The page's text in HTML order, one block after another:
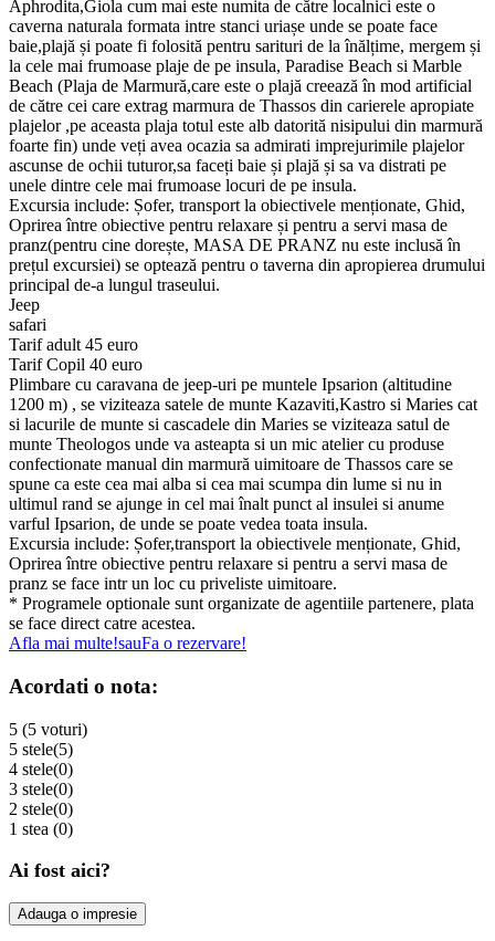
Aphrodita,Giola cum mai este numita de către localnici este o
caverna naturala formata intre stanci uriașe unde se poate face
baie,plajă și poate fi folosită pentru sarituri de la înălțime, mergem și
la cele mai frumoase plaje de pe insula, Paradise Beach si Marble
Beach (Plaja de Marmură,care este o plajă creează în mod artificial
de către cei care extrag marmura de Thassos din carierele apropiate
plajelor ,pe aceasta plaja totul este alb datorită nisipului din marmură
foarte fin) unde veți avea ocazia sa admirati imprejurimile plajelor
ascunse de ochii tuturor,sa faceți baie și plajă și sa va distrati pe
unele dintre cele mai frumoase locuri de pe insula.
Excursia include: Șofer, transport la obiectivele menționate, Ghid,
Oprirea între obiective pentru relaxare și pentru a servi masa de
pranz(pentru cine dorește, MASA DE PRANZ nu este inclusă în
prețul excursiei) se optează pentru o taverna din apropierea drumului
principal de-a lungul traseului.
Jeep
safari
Tarif adult 45 euro
Tarif Copil 40 euro
Plimbare cu caravana de jeep-uri pe muntele Ipsarion (altitudine
1200 m) , se viziteaza satele de munte Kazaviti,Kastro si Maries cat
si lacurile de munte si cascadele din Maries se viziteaza satul de
munte Theologos unde va asteapta si un mic atelier cu produse
confectionate manual din marmură uimitoare de Thassos care se
spune ca este cea mai alba si cea mai scumpa din lume si nu in
ultimul rand se ajunge in cel mai înalt punct al insulei si anume
varful Ipsarion, de unde se poate vedea toata insula.
Excursia include: Șofer,transport la obiectivele menționate, Ghid,
Oprirea între obiective pentru relaxare si pentru a servi masa de
pranz se face intr un loc cu priveliste uimitoare.
* Programele optionale sunt organizate de agentiile partenere, plata
se face direct catre acestea.
Afla mai multe!sauFa o rezervare!
Acordati o nota:
5 (5 voturi)
5 stele(5)
4 stele(0)
3 stele(0)
2 stele(0)
1 stea (0)
Ai fost aici?
Adauga o impresie